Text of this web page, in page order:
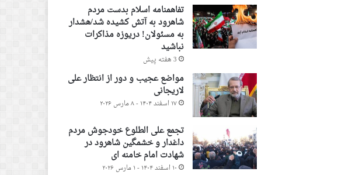
تفاهمنامه اسلام بدست مردم
شاهرود به آتش کشیده شد/هشدار
به مسئولان! دریوزه مذاکرات
نباشید
3 هفته پیش
مواضع عجیب و دور از انتظار علی
لاریجانی
۱۷ اسفند ۱۴۰۴ - ۸ مارس ۲۰۲۶
تجمع علی الطلوع خودجوش مردم
داغدار و خشمگین شاهرود در
شهادت امام خامنه ای
۱۰ اسفند ۱۴۰۴ - ۱ مارس ۲۰۲۶